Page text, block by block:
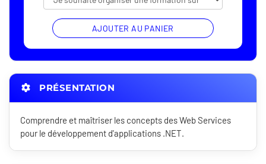
AJOUTER AU PANIER
PRÉSENTATION
Comprendre et maîtriser les concepts des Web Services
pour le développement d'applications .NET.